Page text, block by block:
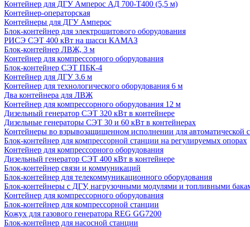
Контейнер для ДГУ Амперос АД 700-Т400 (5,5 м)
Контейнер-операторская
Контейнеры для ДГУ Амперос
Блок-контейнер для электрощитового оборудования
РИСЭ СЭТ 400 кВт на шасси КАМАЗ
Блок-контейнер ЛВЖ, 3 м
Контейнер для компрессорного оборудования
Блок-контейнер СЭТ ПБК-4
Контейнер для ДГУ 3.6 м
Контейнер для технологического оборудования 6 м
Два контейнера для ЛВЖ
Контейнер для компрессорного оборудования 12 м
Дизельный генератор СЭТ 320 кВт в контейнере
Дизельные генераторы СЭТ 30 и 60 кВт в контейнерах
Контейнеры во взрывозащищенном исполнении для
Блок-контейнер для компрессорной станции на регулируемых опорах
Контейнер для компрессорного оборудования
Дизельный генератор СЭТ 400 кВт в контейнере
Блок-контейнер связи и коммуникаций
Блок-контейнер для телекоммуникационного оборудования
Блок-контейнеры с ДГУ, нагрузочными модулями и топливными
Контейнер для компрессорного оборудования
Блок-контейнер для компрессорной станции
Кожух для газового генератора REG GG7200
Блок-контейнер для насосной станции